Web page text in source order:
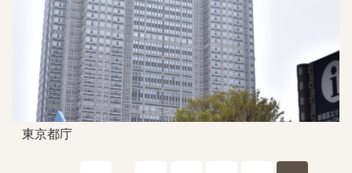
東京都庁